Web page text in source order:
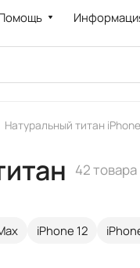
Натуральный титан iPhone
42 товара
iPhone 12